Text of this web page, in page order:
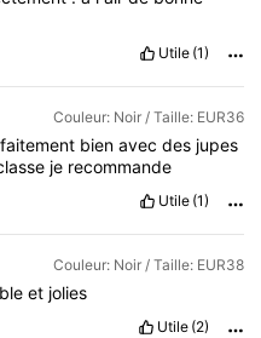
Utile (1)
Couleur: Noir / Taille: EUR36
bienavecdes jupes
je recommande
Utile (1)
Couleur: Noir / Taille: EUR38
et jolies
Utile (2)